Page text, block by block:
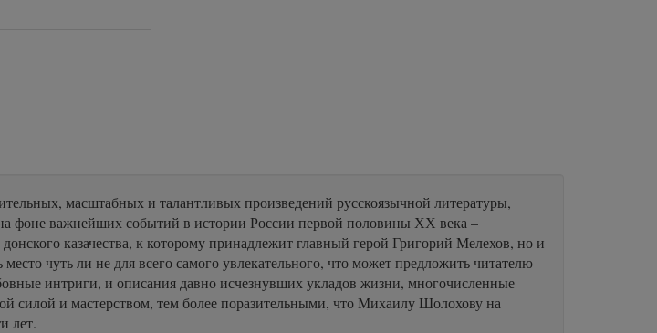
масштабных и талантливых произведений русскоязычной литературы,
фоне важнейших событий в истории России первой половины ХХ века –
казачества, к которому принадлежит главный герой Григорий Мелехов, но и
чуть ли не для всего самого увлекательного, что может предложить читателю
интриги, и описания давно исчезнувших укладов жизни, многочисленные
силой и мастерством, тем более поразительными, что Михаилу Шолохову на
лет.